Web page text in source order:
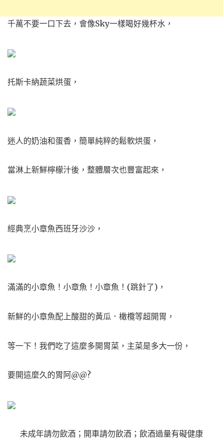
千萬不要一口下去，會像Sky一樣喝好幾杯水，
托斯卡納蔬菜烘蛋，
迷人的奶油和蛋香，簡單純粹的鬆軟烘蛋，
當淋上新鮮檸檬汁後，整體層次也豐富起來，
經典烹小章魚西班牙沙沙，
滿滿的小章魚！小章魚！小章魚！(跳針了)，
新鮮的小章魚配上酸甜的黃瓜．橄欖等超開胃，
等一下！我們吃了這麼多開胃菜，主菜是多大一份，
要開這麼久的胃阿@@?
未成年請勿飲酒；開車請勿飲酒；飲酒過量有礙健康